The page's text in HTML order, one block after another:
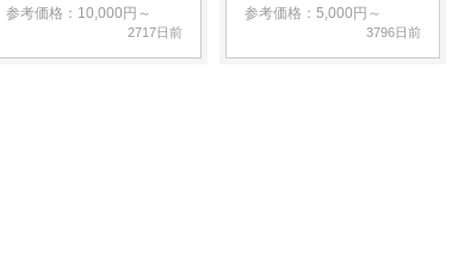
参考価格：10,000円～
2717日前
参考価格：5,000円～
3796日前